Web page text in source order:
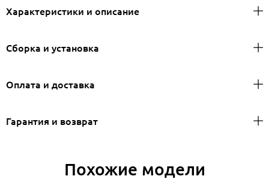
Характеристики и описание
Сборка и установка
Оплата и доставка
Гарантия и возврат
Похожие модели